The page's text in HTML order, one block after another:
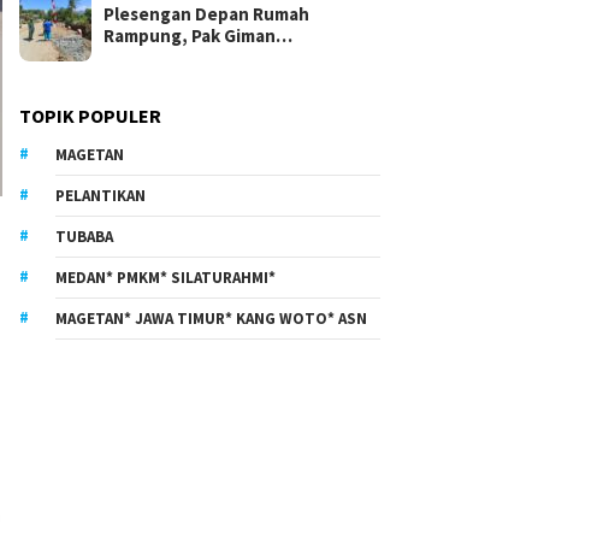
Plesengan Depan Rumah
Rampung, Pak Giman…
TOPIK POPULER
MAGETAN
PELANTIKAN
TUBABA
MEDAN* PMKM* SILATURAHMI*
MAGETAN* JAWA TIMUR* KANG WOTO* ASN